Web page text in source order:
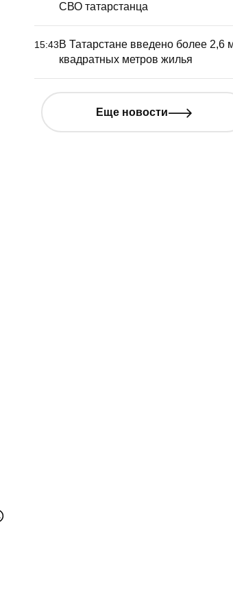
СВО татарстанца
15:43В Татарстане введено более 2,6
квадратных метров жилья
Еще новости